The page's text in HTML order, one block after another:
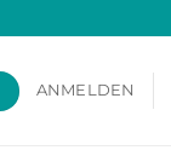
ANMELDEN